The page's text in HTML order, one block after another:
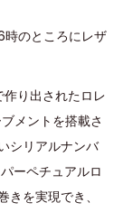
時のところにレザ
作り出されたロレ
メントを搭載さ
シリアルナンバ
ーペチュアルロ
を実現でき、